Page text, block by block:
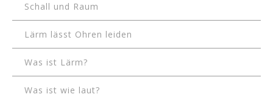
Schall und Raum
Lärm lässt Ohren leiden
Was ist Lärm?
Was ist wie laut?